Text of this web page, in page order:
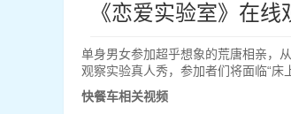
《恋爱实验室》在线
单身男女参加超乎想象的荒唐相亲，
观察实验真人秀，参加者们将面临“床
快餐车相关视频